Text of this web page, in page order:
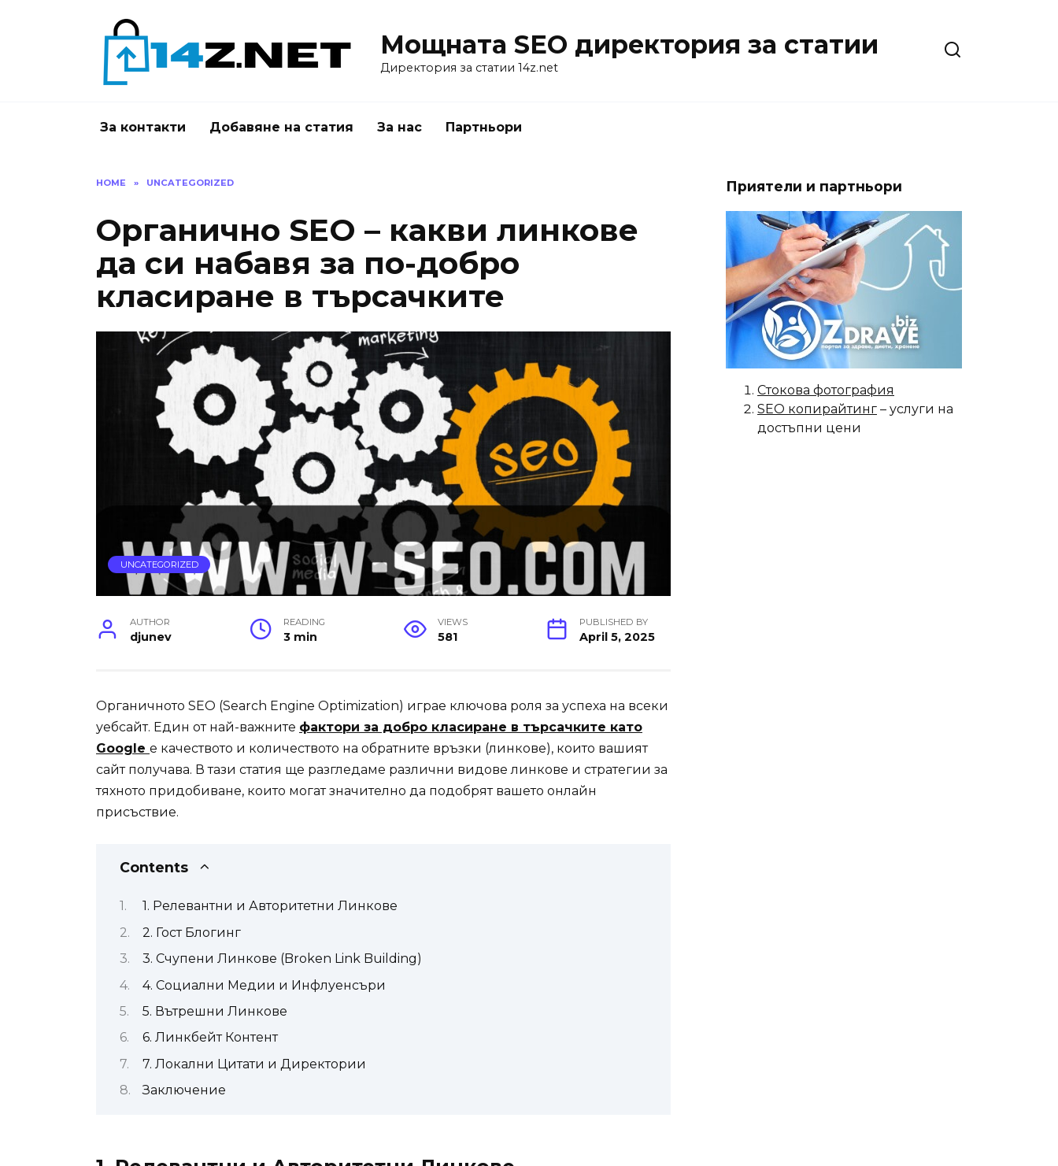
Мощната SEO директория за статии
Директория за статии 14z.net
За контакти Добавяне на статия За нас Партньори
HOME » UNCATEGORIZED
Органично SEO – какви линкове
да си набавя за по-добро
класиране в търсачките
UNCATEGORIZED
AUTHOR
djunev
READING
3 min
VIEWS
581
PUBLISHED BY
April 5, 2025
Органичното SEO (Search Engine Optimization) играе ключова роля за успеха на всеки
уебсайт. Един от най-важните фактори за добро класиране в търсачките като
Google е качеството и количеството на обратните връзки (линкове), които вашият
сайт получава. В тази статия ще разгледаме различни видове линкове и стратегии за
тяхното придобиване, които могат значително да подобрят вашето онлайн
присъствие.
Contents
1. Релевантни и Авторитетни Линкове
2. Гост Блогинг
3. Счупени Линкове (Broken Link Building)
4. Социални Медии и Инфлуенсъри
5. Вътрешни Линкове
6. Линкбейт Контент
7. Локални Цитати и Директории
Заключение
Приятели и партньори
Стокова фотография
SEO копирайтинг – услуги на
достъпни цени